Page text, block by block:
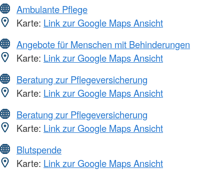
Ambulante Pflege
Karte: Link zur Google Maps Ansicht
Angebote für Menschen mit Behinderungen
Karte: Link zur Google Maps Ansicht
Beratung zur Pflegeversicherung
Karte: Link zur Google Maps Ansicht
Beratung zur Pflegeversicherung
Karte: Link zur Google Maps Ansicht
Blutspende
Karte: Link zur Google Maps Ansicht